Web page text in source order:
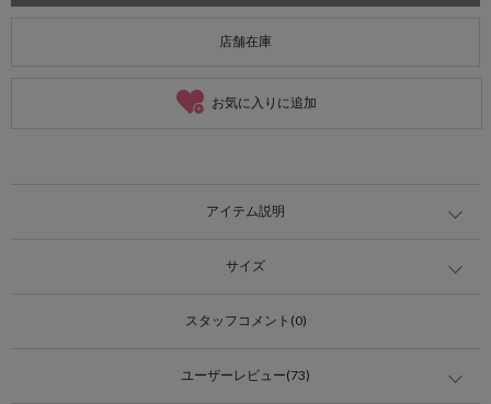
店舗在庫
お気に入りに追加
アイテム説明
サイズ
スタッフコメント(0)
ユーザーレビュー(73)